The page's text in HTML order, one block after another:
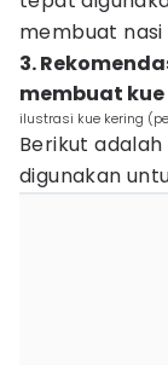
membuat nasi
3.
membuat kue
ilustrasi kue kering
Berikut
digunakan